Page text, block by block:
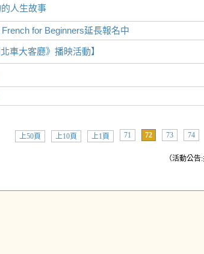
人生故事
French for Beginners延長報名中
車大客廳》播映活動】
上50頁 上10頁 上1頁 71 72 73 74
（活動公告